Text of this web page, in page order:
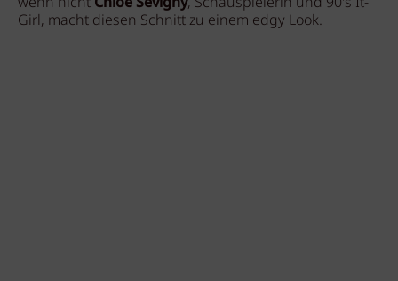
Girl, macht diesen Schnitt zu einem edgy Look.